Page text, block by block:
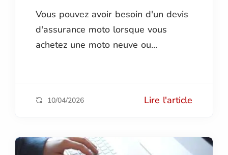
Vous pouvez avoir besoin d'un devis
d'assurance moto lorsque vous
achetez une moto neuve ou...
10/04/2026 Lire l'article